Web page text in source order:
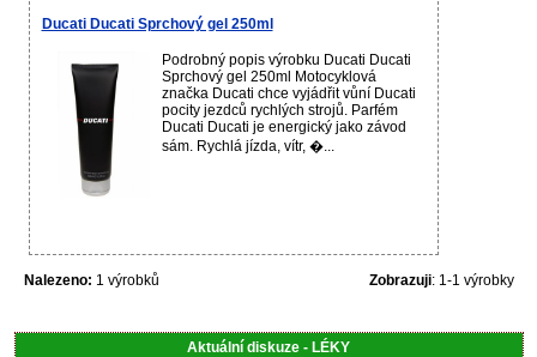
Ducati Ducati Sprchový gel 250ml
Podrobný popis výrobku Ducati Ducati
Sprchový gel 250ml Motocyklová
značka Ducati chce vyjádřit vůní Ducati
pocity jezdců rychlých strojů. Parfém
Ducati Ducati je energický jako závod
sám. Rychlá jízda, vítr, �...
Nalezeno: 1 výrobků Zobrazuji: 1-1 výrobky
Aktuální diskuze - LÉKY